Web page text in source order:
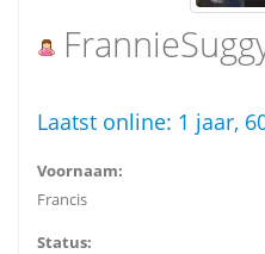
Laatst online: 1 jaar,
Voornaam:
Francis
Status: